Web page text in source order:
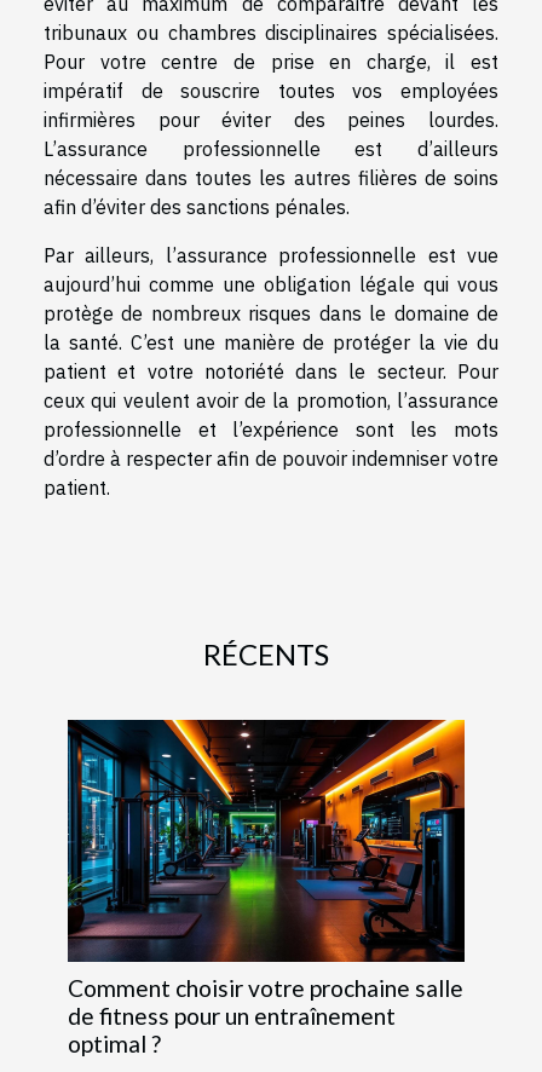
tribunaux ou chambres disciplinaires spécialisées.
Pour votre centre de prise en charge, il est
impératif de souscrire toutes vos employées
infirmières pour éviter des peines lourdes.
L’assurance professionnelle est d’ailleurs
nécessaire dans toutes les autres filières de soins
afin d’éviter des sanctions pénales.
Par ailleurs, l’assurance professionnelle est vue
aujourd’hui comme une obligation légale qui vous
protège de nombreux risques dans le domaine de
la santé. C’est une manière de protéger la vie du
patient et votre notoriété dans le secteur. Pour
ceux qui veulent avoir de la promotion, l’assurance
professionnelle et l’expérience sont les mots
d’ordre à respecter afin de pouvoir indemniser votre
patient.
RÉCENTS
Comment choisir votre prochaine salle
de fitness pour un entraînement
optimal ?